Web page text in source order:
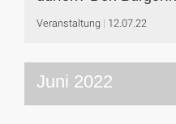
Veranstaltung 12.07.22
Juni 2022